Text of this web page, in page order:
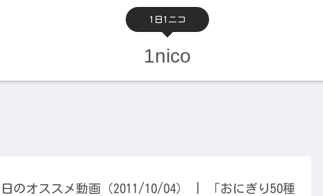
1日1ニコ
1nico
のオススメ動画（2011/10/04） | 「おにぎり50種